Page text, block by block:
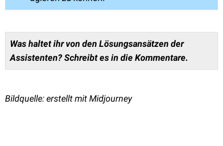
Was haltet ihr von den Lösungsansätzen der
Assistenten? Schreibt es in die Kommentare.
Bildquelle: erstellt mit Midjourney